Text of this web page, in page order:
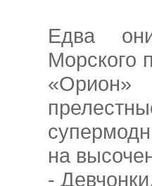
Едва
Морского
на
-